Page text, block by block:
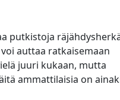
putkistoja
auttaa ratkaisemaan
juuri kukaan, mutta
ammattilaisia on